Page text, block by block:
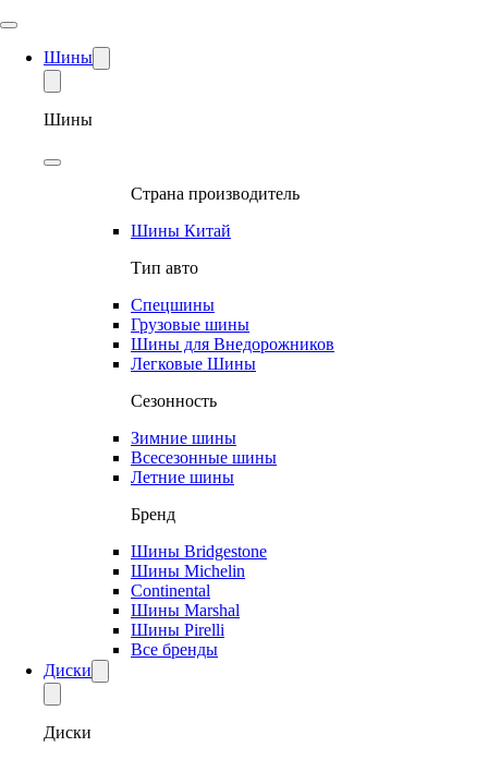
Шины
Шины
Страна производитель
Шины Китай
Тип авто
Спецшины
Грузовые шины
Шины для Внедорожников
Легковые Шины
Сезонность
Зимние шины
Всесезонные шины
Летние шины
Бренд
Шины Bridgestone
Шины Michelin
Continental
Шины Marshal
Шины Pirelli
Все бренды
Диски
Диски